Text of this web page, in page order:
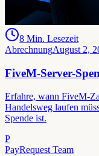
8 Min. Lesezeit
AbrechnungAugust 2,
FiveM-Server-
Erfahre, wann FiveM-
Handelsweg laufen
Spende ist.
P
PayRequest Team